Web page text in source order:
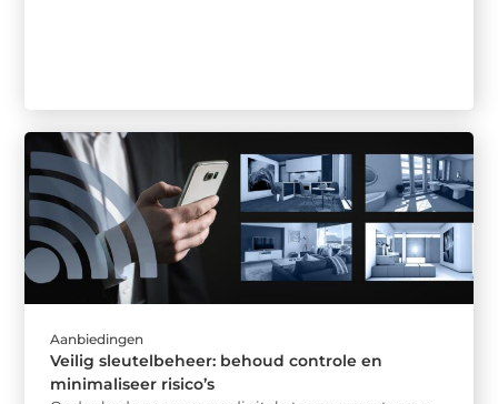
Aanbiedingen
Veilig sleutelbeheer: behoud controle en
minimaliseer risico’s